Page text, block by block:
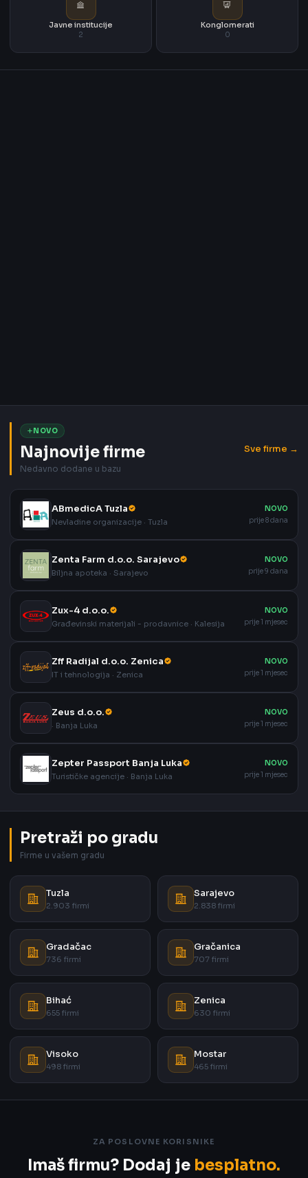
Javne institucije
2
Konglomerati
0
NOVO
Najnovije firme
Nedavno dodane u bazu
Sve firme →
ABmedicA Tuzla
Nevladine organizacije · Tuzla
NOVO
prije 8 dana
Zenta Farm d.o.o. Sarajevo
Biljna apoteka · Sarajevo
NOVO
prije 9 dana
Zux-4 d.o.o.
Građevinski materijali - prodavnice · Kalesija
NOVO
prije 1 mjesec
Zff Radijal d.o.o. Zenica
IT i tehnologija · Zenica
NOVO
prije 1 mjesec
Zeus d.o.o.
· Banja Luka
NOVO
prije 1 mjesec
Zepter Passport Banja Luka
Turističke agencije · Banja Luka
NOVO
prije 1 mjesec
Pretraži po gradu
Firme u vašem gradu
Tuzla
2.903 firmi
Sarajevo
2.838 firmi
Gradačac
736 firmi
Gračanica
707 firmi
Bihać
655 firmi
Zenica
630 firmi
Visoko
498 firmi
Mostar
465 firmi
ZA POSLOVNE KORISNIKE
Imaš firmu? Dodaj je besplatno.